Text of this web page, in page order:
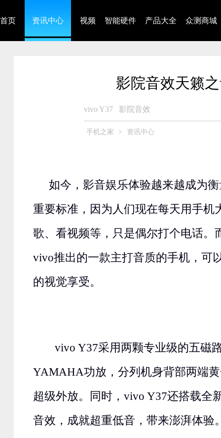
首页 资讯中心 视频 智能硬件 产品大全 众测商城
影院音效天籁
vivo Y37 影院音效
手机之家 > 资讯中心
如今，影音娱乐体验越来越成为
重要标准，因为人们现在每天用手机
歌、看视频等，只是偶尔打个电话。
vivo推出的一款主打音质的手机，可
的视觉享受。
vivo Y37采用两颗专业级的五磁
YAMAHA功放，分列机身背部两端
超级外放。同时，vivo Y37还搭载全
音效，成就超重低音，带来澎湃体验